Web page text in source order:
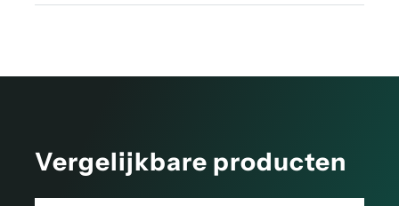
Vergelijkbare producten